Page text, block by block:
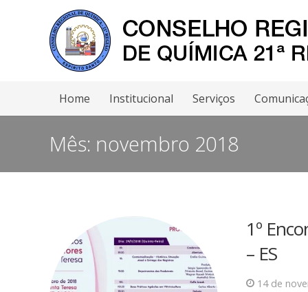
Home Institucional Serviços
Mês: novembro 2018
1º
– ES
14 de